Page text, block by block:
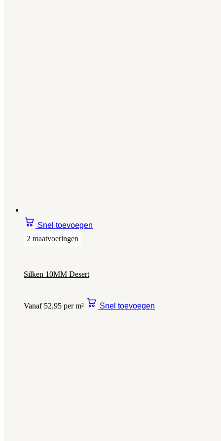
Snel toevoegen
2 maatvoeringen
Silken 10MM Desert
Vanaf 52,95 per m² Snel toevoegen